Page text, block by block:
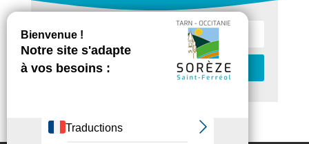
Je m'inscris